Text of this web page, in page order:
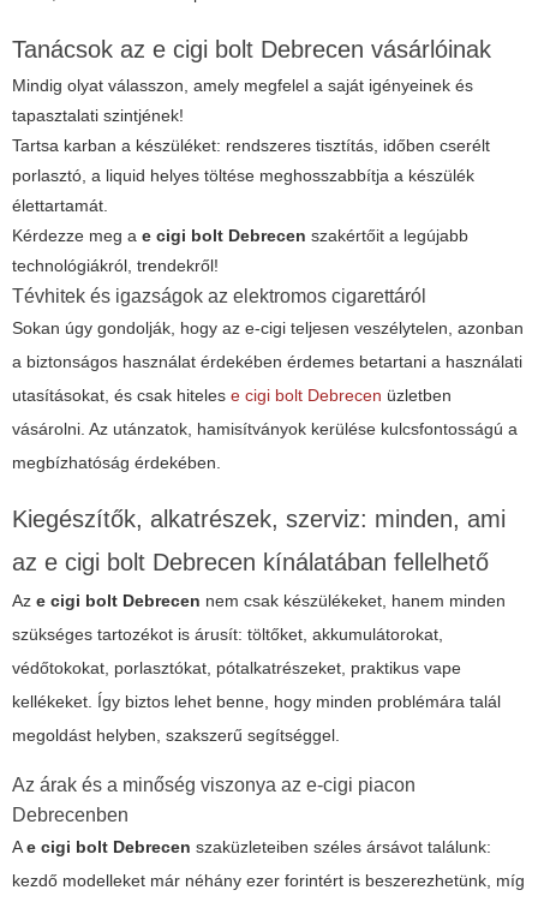
Tanácsok az e cigi bolt Debrecen vásárlóinak
Mindig olyat válasszon, amely megfelel a saját igényeinek és
tapasztalati szintjének!
Tartsa karban a készüléket: rendszeres tisztítás, időben cserélt
porlasztó, a liquid helyes töltése meghosszabbítja a készülék
élettartamát.
Kérdezze meg a e cigi bolt Debrecen szakértőit a legújabb
technológiákról, trendekről!
Tévhitek és igazságok az elektromos cigarettáról
Sokan úgy gondolják, hogy az e-cigi teljesen veszélytelen, azonban
a biztonságos használat érdekében érdemes betartani a használati
utasításokat, és csak hiteles e cigi bolt Debrecen üzletben
vásárolni. Az utánzatok, hamisítványok kerülése kulcsfontosságú a
megbízhatóság érdekében.
Kiegészítők, alkatrészek, szerviz: minden, ami
az e cigi bolt Debrecen kínálatában fellelhető
Az e cigi bolt Debrecen nem csak készülékeket, hanem minden
szükséges tartozékot is árusít: töltőket, akkumulátorokat,
védőtokokat, porlasztókat, pótalkatrészeket, praktikus vape
kellékeket. Így biztos lehet benne, hogy minden problémára talál
megoldást helyben, szakszerű segítséggel.
Az árak és a minőség viszonya az e-cigi piacon
Debrecenben
Ae cigi bolt Debrecen szaküzleteiben széles ársávot találunk:
kezdő modelleket már néhány ezer forintért is beszerezhetünk, míg